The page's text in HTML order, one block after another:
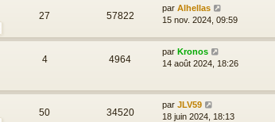
27 57822
par Alhellas
15 nov. 2024, 09:59
4 4964
par Kronos
14 août 2024, 18:26
50 34520
par JLV59
18 juin 2024, 18:13